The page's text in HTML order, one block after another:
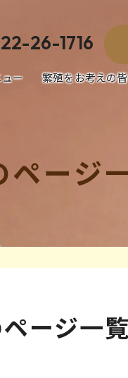
26-1716
ー
ック動物の病気・治療
／健康診断／避妊去勢手術
繁殖をお考えの
ページ
ージ一